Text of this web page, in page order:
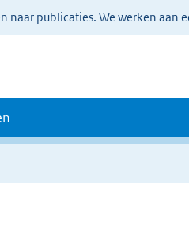
publicaties. We werken aan